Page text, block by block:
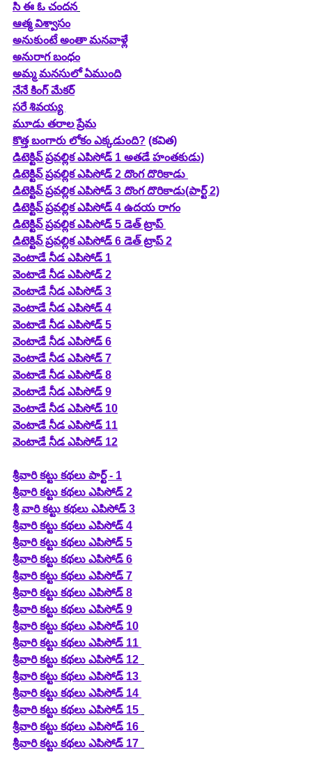
సి ఈ ఓ చందన
ఆత్మ విశ్వాసం
అనుకుంటే అంతా మనవాళ్లే
అనురాగ బంధం
అమ్మ మనసులో ఏముంది
నేనే కింగ్ మేకర్
సరే శివయ్య
మూడు తరాల ప్రేమ
కొత్త బంగారు లోకం ఎక్కడుంది? (కవిత)
డిటెక్టివ్ ప్రవల్లిక ఎపిసోడ్ 1 అతడే హంతకుడు)
డిటెక్టివ్ ప్రవల్లిక ఎపిసోడ్ 2 దొంగ దొరికాడు
డిటెక్టివ్ ప్రవల్లిక ఎపిసోడ్ 3 దొంగ దొరికాడు(పార్ట్ 2)
డిటెక్టివ్ ప్రవల్లిక ఎపిసోడ్ 4 ఉదయ రాగం
డిటెక్టివ్ ప్రవల్లిక ఎపిసోడ్ 5 డెత్ ట్రాప్
డిటెక్టివ్ ప్రవల్లిక ఎపిసోడ్ 6 డెత్ ట్రాప్ 2
వెంటాడే నీడ ఎపిసోడ్ 1
వెంటాడే నీడ ఎపిసోడ్ 2
వెంటాడే నీడ ఎపిసోడ్ 3
వెంటాడే నీడ ఎపిసోడ్ 4
వెంటాడే నీడ ఎపిసోడ్ 5
వెంటాడే నీడ ఎపిసోడ్ 6
వెంటాడే నీడ ఎపిసోడ్ 7
వెంటాడే నీడ ఎపిసోడ్ 8
వెంటాడే నీడ ఎపిసోడ్ 9
వెంటాడే నీడ ఎపిసోడ్ 10
వెంటాడే నీడ ఎపిసోడ్ 11
వెంటాడే నీడ ఎపిసోడ్ 12
శ్రీవారి కట్టు కథలు పార్ట్ - 1
శ్రీవారి కట్టు కథలు ఎపిసోడ్ 2
శ్రీ వారి కట్టు కథలు ఎపిసోడ్ 3
శ్రీవారి కట్టు కథలు ఎపిసోడ్ 4
శ్రీవారి కట్టు కథలు ఎపిసోడ్ 5
శ్రీవారి కట్టు కథలు ఎపిసోడ్ 6
శ్రీవారి కట్టు కథలు ఎపిసోడ్ 7
శ్రీవారి కట్టు కథలు ఎపిసోడ్ 8
శ్రీవారి కట్టు కథలు ఎపిసోడ్ 9
శ్రీవారి కట్టు కథలు ఎపిసోడ్ 10
శ్రీవారి కట్టు కథలు ఎపిసోడ్ 11
శ్రీవారి కట్టు కథలు ఎపిసోడ్ 12
శ్రీవారి కట్టు కథలు ఎపిసోడ్ 13
శ్రీవారి కట్టు కథలు ఎపిసోడ్ 14
శ్రీవారి కట్టు కథలు ఎపిసోడ్ 15
శ్రీవారి కట్టు కథలు ఎపిసోడ్ 16
శ్రీవారి కట్టు కథలు ఎపిసోడ్ 17